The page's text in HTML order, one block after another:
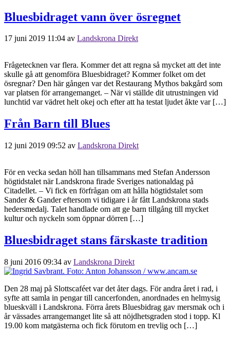
Bluesbidraget vann över ösregnet
17 juni 2019 11:04 av Landskrona Direkt
Frågetecknen var flera. Kommer det att regna så mycket att det inte
skulle gå att genomföra Bluesbidraget? Kommer folket om det
ösregnar? Den här gången var det Restaurang Mythos bakgård som
var platsen för arrangemanget. – När vi ställde dit utrustningen vid
lunchtid var vädret helt okej och efter att ha testat ljudet åkte var […]
Från Barn till Blues
12 juni 2019 09:52 av Landskrona Direkt
För en vecka sedan höll han tillsammans med Stefan Andersson
högtidstalet när Landskrona firade Sveriges nationaldag på
Citadellet. – Vi fick en förfrågan om att hålla högtidstalet som
Sander & Gander eftersom vi tidigare i år fått Landskrona stads
hedersmedalj. Talet handlade om att ge barn tillgång till mycket
kultur och nyckeln som öppnar dörren […]
Bluesbidraget stans färskaste tradition
8 juni 2016 09:34 av Landskrona Direkt
Den 28 maj på Slottscaféet var det åter dags. För andra året i rad, i
syfte att samla in pengar till cancerfonden, anordnades en helmysig
blueskväll i Landskrona. Förra årets Bluesbidrag gav mersmak och i
år vässades arrangemanget lite så att nöjdhetsgraden stod i topp. Kl
19.00 kom matgästerna och fick förutom en trevlig och […]